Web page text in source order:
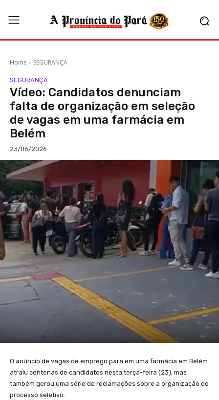
Home SEGURANÇA
SEGURANÇA
Vídeo: Candidatos denunciam
falta de organização em seleção
de vagas em uma farmácia em
Belém
23/06/2026
O anúncio de vagas de emprego para em uma farmácia em Belém
atraiu centenas de candidatos nesta terça-feira (23), mas
também gerou uma série de reclamações sobre a organização do
processo seletivo.